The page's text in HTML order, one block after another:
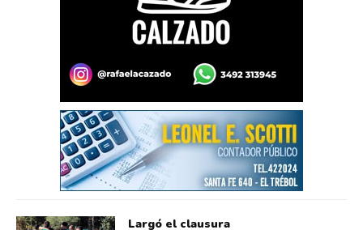
Largó el clausura